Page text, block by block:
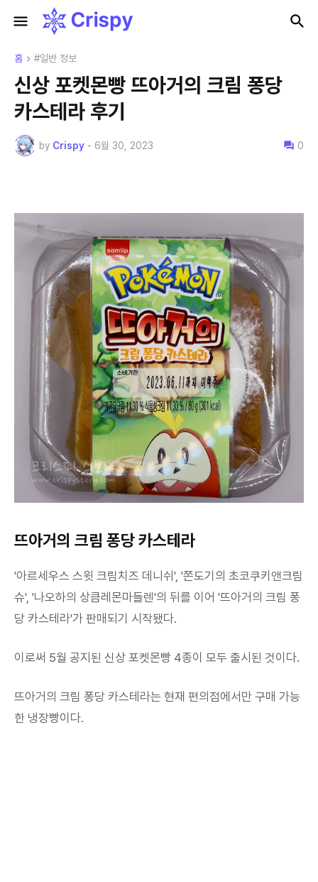
홈 #일반 정보
신상 포켓몬빵 뜨아거의 크림 퐁당
카스테라 후기
by Crispy - 6월 30, 2023 0
뜨아거의 크림 퐁당 카스테라
'아르세우스 스윗 크림치즈 데니쉬', '쫀도기의 초코쿠키앤크림
슈', '나오하의 상큼레몬마들렌'의 뒤를 이어 '뜨아거의 크림 퐁
당 카스테라'가 판매되기 시작됐다.
이로써 5월 공지된 신상 포켓몬빵 4종이 모두 출시된 것이다.
뜨아거의 크림 퐁당 카스테라는 현재 편의점에서만 구매 가능
한 냉장빵이다.